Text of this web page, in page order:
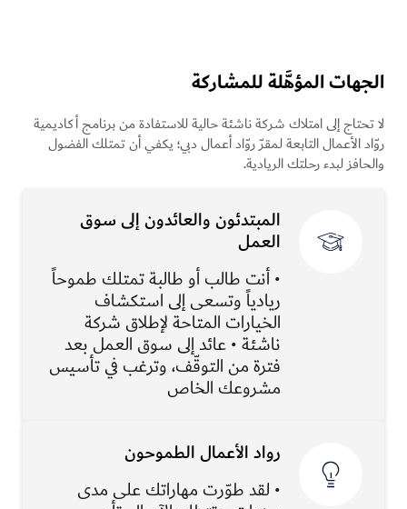
الجهات المؤهَّلة للمشاركة
لا تحتاج إلى امتلاك شركة ناشئة حالية للاستفادة من برنامج أكاديمية
روّاد الأعمال التابعة لمقرّ روّاد أعمال دبي؛ يكفي أن تمتلك الفضول
والحافز لبدء رحلتك الريادية.
المبتدئون والعائدون إلى سوق
العمل
• أنت طالب أو طالبة تمتلك طموحاً
ريادياً وتسعى إلى استكشاف
الخيارات المتاحة لإطلاق شركة
ناشئة • عائد إلى سوق العمل بعد
فترة من التوقّف، وترغب في تأسيس
مشروعك الخاص
رواد الأعمال الطموحون
• لقد طوّرت مهاراتك على مدى